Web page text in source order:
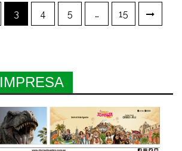
3 4 5 … 15